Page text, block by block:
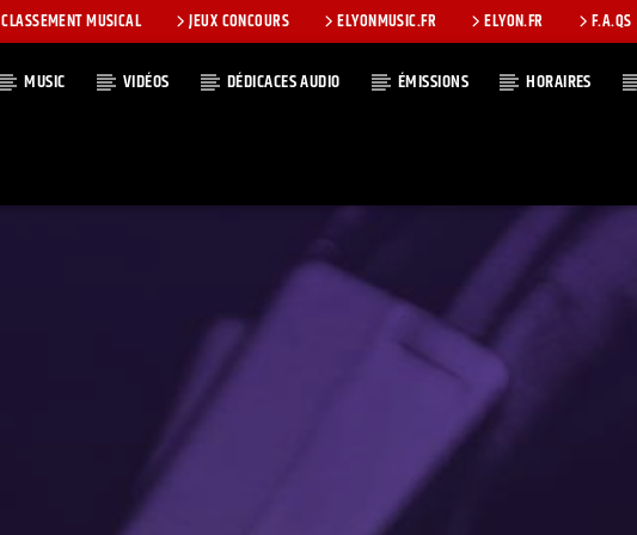
CLASSEMENT MUSICAL JEUX CONCOURS ELYONMUSIC.FR ELYON.FR F.A.QS
MUSIC VIDÉOS DÉDICACES AUDIO ÉMISSIONS HORAIRES